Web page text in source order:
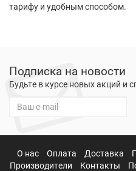
тарифу и удобным способом.
Подписка на новости
Будьте в курсе новых акций и
О нас Оплата Доставка
Производители
Контакты